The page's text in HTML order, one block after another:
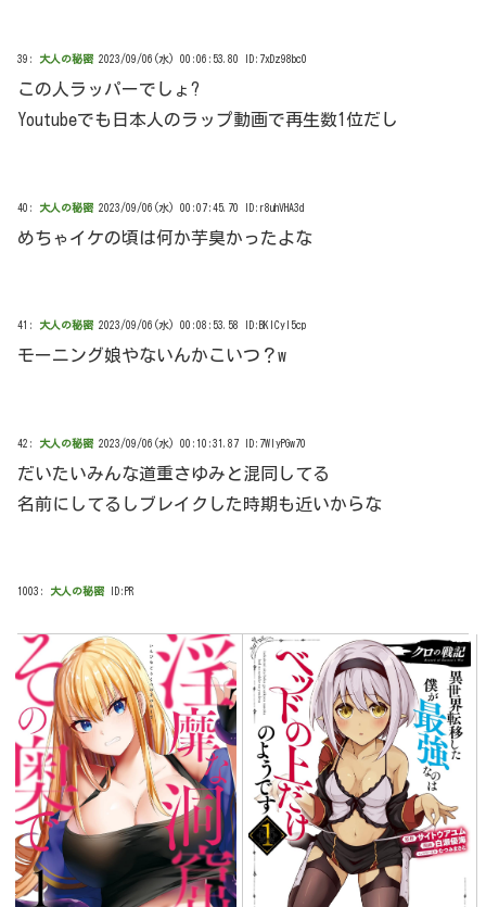
39: 大人の秘密 2023/09/06(水) 00:06:53.80 ID:7xDz98bc0
この人ラッパーでしょ?
Youtubeでも日本人のラップ動画で再生数1位だし
40: 大人の秘密 2023/09/06(水) 00:07:45.70 ID:r8uhVHA3d
めちゃイケの頃は何か芋臭かったよな
41: 大人の秘密 2023/09/06(水) 00:08:53.58 ID:BKICyI5cp
モーニング娘やないんかこいつ？w
42: 大人の秘密 2023/09/06(水) 00:10:31.87 ID:7WlyPGw70
だいたいみんな道重さゆみと混同してる
名前にしてるしブレイクした時期も近いからな
1003: 大人の秘密 ID:PR